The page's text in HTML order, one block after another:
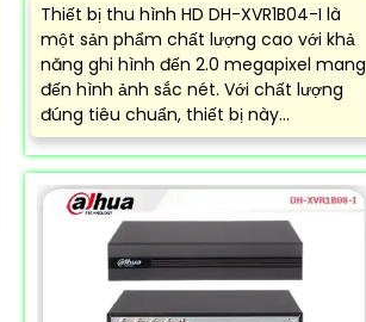
Thiết bị thu hình HD DH-XVR1B04-I là
một sản phẩm chất lượng cao với khả
năng ghi hình đến 2.0 megapixel mang
đến hình ảnh sắc nét. Với chất lượng
đúng tiêu chuẩn, thiết bị này...